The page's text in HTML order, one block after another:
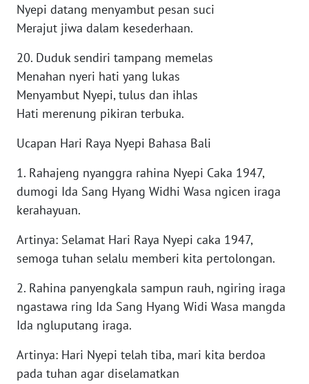
Nyepi datang menyambut pesan suci
Merajut jiwa dalam kesederhaan.
20. Duduk sendiri tampang memelas
Menahan nyeri hati yang lukas
Menyambut Nyepi, tulus dan ihlas
Hati merenung pikiran terbuka.
Ucapan Hari Raya Nyepi Bahasa Bali
1. Rahajeng nyanggra rahina Nyepi Caka 1947,
dumogi Ida Sang Hyang Widhi Wasa ngicen iraga
kerahayuan.
Artinya: Selamat Hari Raya Nyepi caka 1947,
semoga tuhan selalu memberi kita pertolongan.
2. Rahina panyengkala sampun rauh, ngiring iraga
ngastawa ring Ida Sang Hyang Widi Wasa mangda
Ida ngluputang iraga.
Artinya: Hari Nyepi telah tiba, mari kita berdoa
pada tuhan agar diselamatkan
TAPANULI
TANJUNG
LESUNG
WN
KARO
WN
SIMALUNGUN
WN
LABUHANBATU
WN
TAPANULI
TENGAH
WN DELI